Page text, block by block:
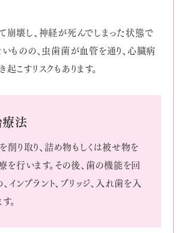
崩壊し、神経が死んでしまった状態で
ものの、虫歯菌が血管を通り、心臓病
こすリスクもあります。
法
削り取り、詰め物もしくは被せ物を
を行います。その後、歯の機能を回
インプラント、ブリッジ、入れ歯を入
。